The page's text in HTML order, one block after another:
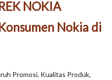
NOKIA
Nokia di
Promosi, Kualitas Produk,